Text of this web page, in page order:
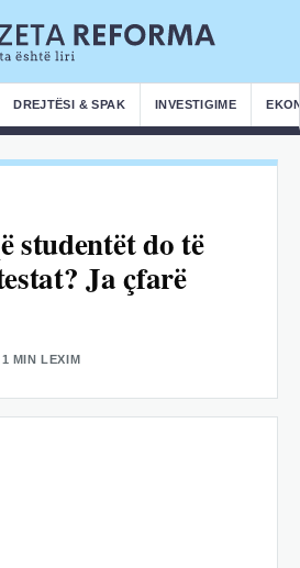
DREJTËSI & SPAK INVESTIGIME
studentët do të
Ja çfarë
1 MIN LEXIM